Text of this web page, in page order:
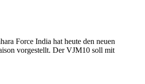
Force India hat heute den neuen
vorgestellt. Der VJM10 soll mit